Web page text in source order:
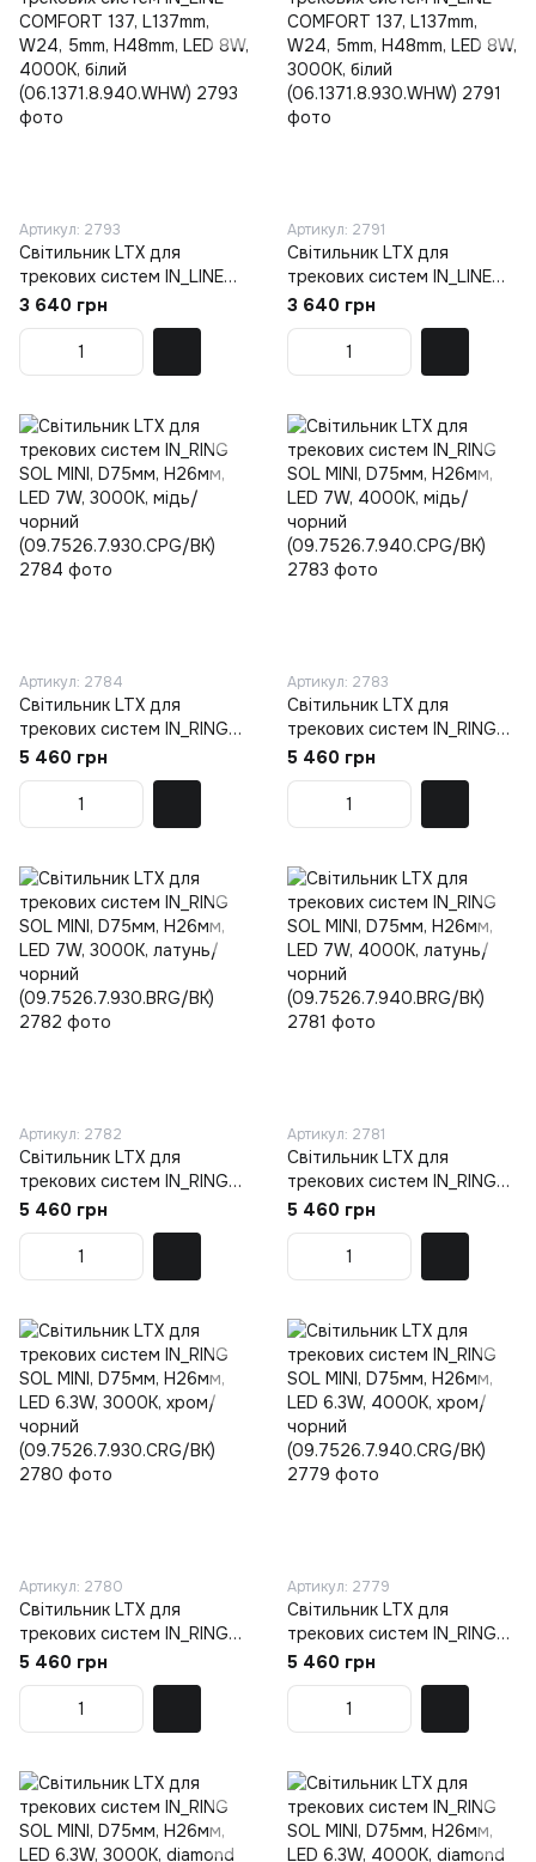
Артикул: 2793
Світильник LTX для
трекових систем IN_LINE
COMFORT 137, L137mm,
W24, 5mm, H48mm, LED 8W,
4000К, білий
(06.1371.8.940.WHW)
3 640 грн
Артикул: 2791
Світильник LTX для
трекових систем IN_LINE
COMFORT 137, L137mm,
W24, 5mm, H48mm, LED 8W,
3000К, білий
(06.1371.8.930.WHW)
3 640 грн
Артикул: 2784
Світильник LTX для
трекових систем IN_RING
SOL MINI, D75мм, H26мм,
LED 7W, 3000К, мідь/
чорний
(09.7526.7.930.CPG/BK)
5 460 грн
Артикул: 2783
Світильник LTX для
трекових систем IN_RING
SOL MINI, D75мм, H26мм,
LED 7W, 4000К, мідь/
чорний
(09.7526.7.940.CPG/BK)
5 460 грн
Артикул: 2782
Світильник LTX для
трекових систем IN_RING
SOL MINI, D75мм, H26мм,
LED 7W, 3000К, латунь/
чорний
(09.7526.7.930.BRG/BK)
5 460 грн
Артикул: 2781
Світильник LTX для
трекових систем IN_RING
SOL MINI, D75мм, H26мм,
LED 7W, 4000К, латунь/
чорний
(09.7526.7.940.BRG/BK)
5 460 грн
Артикул: 2780
Світильник LTX для
трекових систем IN_RING
SOL MINI, D75мм, H26мм,
LED 6.3W, 3000К, хром/
чорний
(09.7526.7.930.CRG/BK)
5 460 грн
Артикул: 2779
Світильник LTX для
трекових систем IN_RING
SOL MINI, D75мм, H26мм,
LED 6.3W, 4000К, хром/
чорний
(09.7526.7.940.CRG/BK)
5 460 грн